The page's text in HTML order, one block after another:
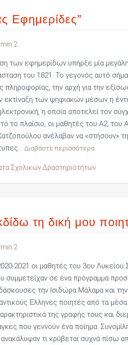
Εφημερίδες”
2
των εφημερίδων υπήρξε μία μεγάλη
του 1821. Το γεγονός αυτό
πληροφορίας, την αρχή για την
εκτίναξη των ψηφιακών μέσων η
η οποία αποτελεί τον
πλαίσιο, οι μαθητές του Α2, του
ανέλαβαν να «στήσουν»
Διαβάστε περισσότερα
Σχολικών Δραστηριοτήτων
τη δική μου
2
2021 οι μαθητές του 3ου Λυκείου
συμμετείχαν σε ένα πρόγραμμα
την Ισιδώρα Μάλαμα και
Έλληνες ποιητές από τα
της γραφής τους και
που γεννούν ένα ποίημα.
ανακάλυψαν τι κρύβεται συχνά πίσω